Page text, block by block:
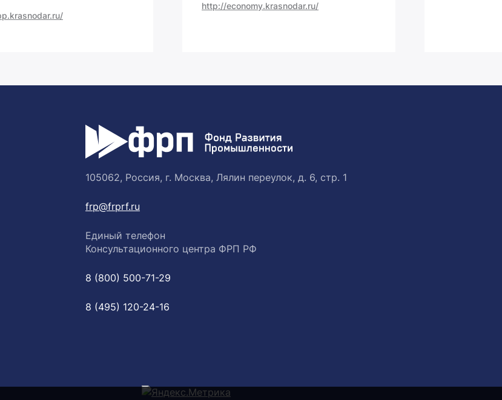
http://economy.krasnodar.ru/
105062, Россия, г. Москва, Лялин переулок, д. 6, стр. 1
frp@frprf.ru
Единый телефон
Консультационного центра ФРП РФ
8 (800) 500-71-29
8 (495) 120-24-16